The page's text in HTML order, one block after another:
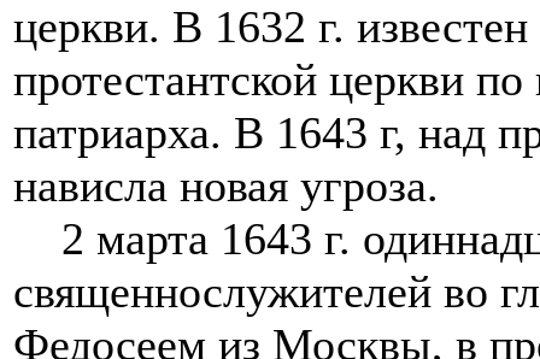
церкви. В 1632 г.
протестантской церкви
патриарха. В 1643 г, над
нависла новая угроза.
2 марта 1643 г.
священнослужителей во
Федосеем из Москвы, в